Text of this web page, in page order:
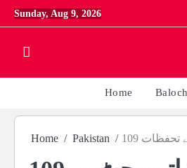
Skip
to
Sunday, Aug 9, 2026
Home
Home Pakistan تحفظات